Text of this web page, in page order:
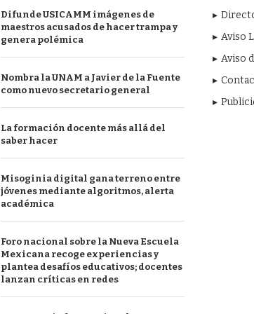
Difunde USICAMM imágenes de
maestros acusados de hacer trampa y
genera polémica
Nombra la UNAM a Javier de la Fuente
como nuevo secretario general
La formación docente más allá del
saber hacer
Misoginia digital gana terreno entre
jóvenes mediante algoritmos, alerta
académica
Foro nacional sobre la Nueva Escuela
Mexicana recoge experiencias y
plantea desafíos educativos; docentes
lanzan críticas en redes
Aviso
Aviso